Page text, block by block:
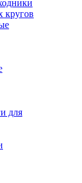
кругов
для